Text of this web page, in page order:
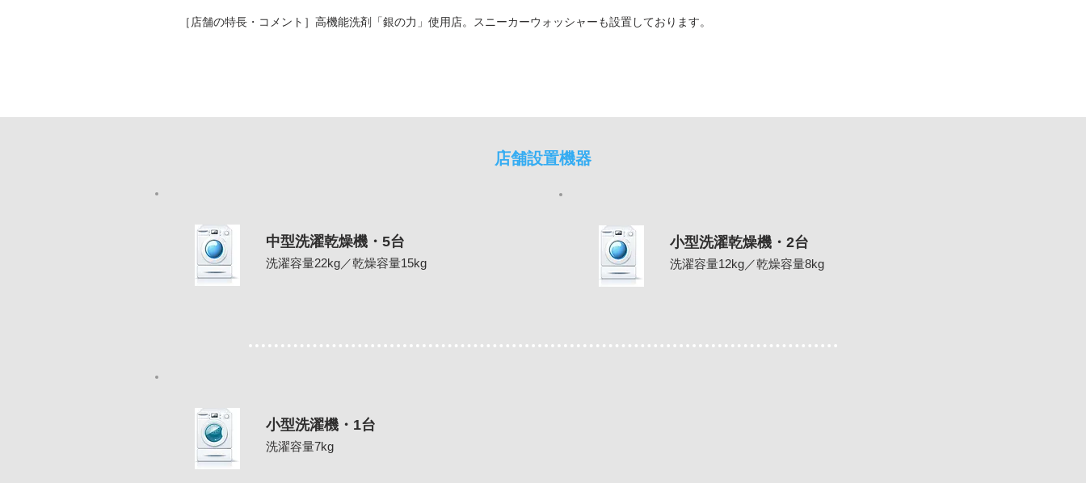
［店舗の特長・コメント］高機能洗剤「銀の力」使用店。スニーカーウォッシャーも設置しております。
店舗設置機器
小型洗濯乾燥機・2台
洗濯容量12kg／乾燥容量8kg
小型洗濯機・1台
洗濯容量7kg
中型洗濯乾燥機・5台
洗濯容量22kg／乾燥容量15kg